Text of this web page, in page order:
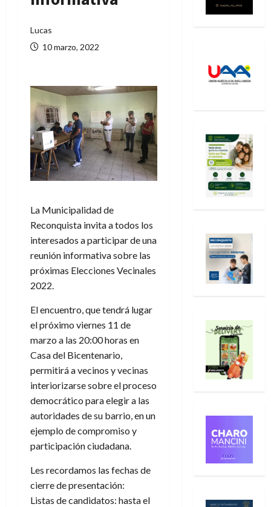
Lucas
10 marzo, 2022
La Municipalidad de
Reconquista invita a todos los
interesados a participar de una
reunión informativa sobre las
próximas Elecciones Vecinales
2022.
El encuentro, que tendrá lugar
el próximo viernes 11 de
marzo a las 20:00 horas en
Casa del Bicentenario,
permitirá a vecinos y vecinas
interiorizarse sobre el proceso
democrático para elegir a las
autoridades de su barrio, en un
ejemplo de compromiso y
participación ciudadana.
Les recordamos las fechas de
cierre de presentación:
Listas de candidatos: hasta el